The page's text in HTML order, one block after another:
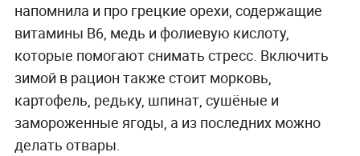
напомнила и про грецкие орехи, содержащие
витамины B6, медь и фолиевую кислоту,
которые помогают снимать стресс. Включить
зимой в рацион также стоит морковь,
картофель, редьку, шпинат, сушёные и
замороженные ягоды, а из последних можно
делать отвары.